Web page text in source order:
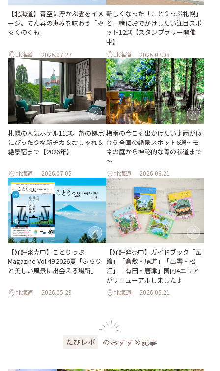
【北海道】青空に浮かぶ雲をイメ
ージ。てん菜の恵みを味わう「み
るくのくも」
北海道 2026.07.27
新しくなった「ことりっぷ札幌」
と一緒におでかけしたい注目スポ
ット12選【スタンプラリー開催
中】
北海道 2026.07.08
札幌の人気ホテル11選。旅の拠点
にぴったりな駅チカ＆おしゃれ＆
絶景宿まで【2026年】
北海道 2026.07.05
梅雨の今こそ出かけたい♪雨が似
合う全国の絶景スポット6選～モ
ネの庭から神秘的な青の参道まで
～
北海道 2026.06.21
【好評発売中】ことりっぷ
Magazine Vol.49 2026夏「ふらり
と美しい風景に出会える場所」
北海道 2026.05.29
【好評発売中】ガイドブック「函
館」「倉敷・尾道」「出雲・松
江」「有田・唐津」国内4エリア
がリニューアルしました♪
北海道 2026.05.21
たびレポ のおすすめ記事